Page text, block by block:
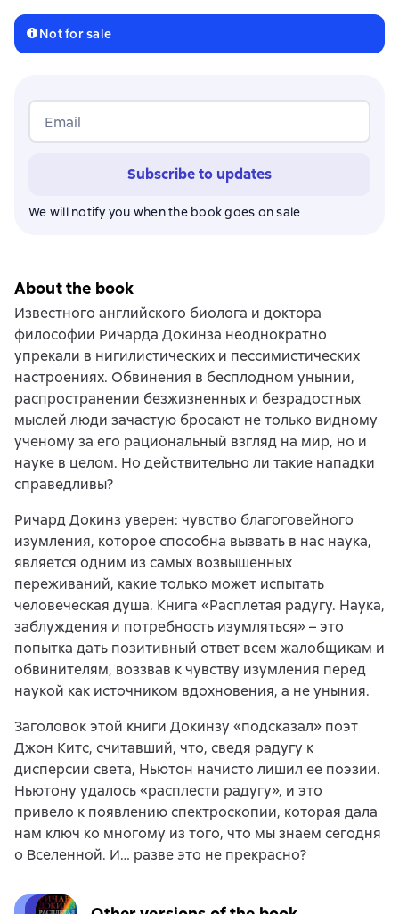
Not for sale
Email
Subscribe to updates
We will notify you when the book goes on sale
About the book
Известного английского биолога и доктора
философии Ричарда Докинза неоднократно
упрекали в нигилистических и пессимистических
настроениях. Обвинения в бесплодном унынии,
распространении безжизненных и безрадостных
мыслей люди зачастую бросают не только видному
ученому за его рациональный взгляд на мир, но и
науке в целом. Но действительно ли такие нападки
справедливы?
Ричард Докинз уверен: чувство благоговейного
изумления, которое способна вызвать в нас наука,
является одним из самых возвышенных
переживаний, какие только может испытать
человеческая душа. Книга «Расплетая радугу. Наука,
заблуждения и потребность изумляться» – это
попытка дать позитивный ответ всем жалобщикам и
обвинителям, воззвав к чувству изумления перед
наукой как источником вдохновения, а не уныния.
Заголовок этой книги Докинзу «подсказал» поэт
Джон Китс, считавший, что, сведя радугу к
дисперсии света, Ньютон начисто лишил ее поэзии.
Ньютону удалось «расплести радугу», и это
привело к появлению спектроскопии, которая дала
нам ключ ко многому из того, что мы знаем сегодня
о Вселенной. И… разве это не прекрасно?